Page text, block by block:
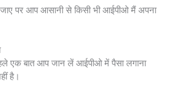
पर आप आसानी से किसी भी आईपीओ मैं अपना
एक बात आप जान लें आईपीओ में पैसा लगाना
है।